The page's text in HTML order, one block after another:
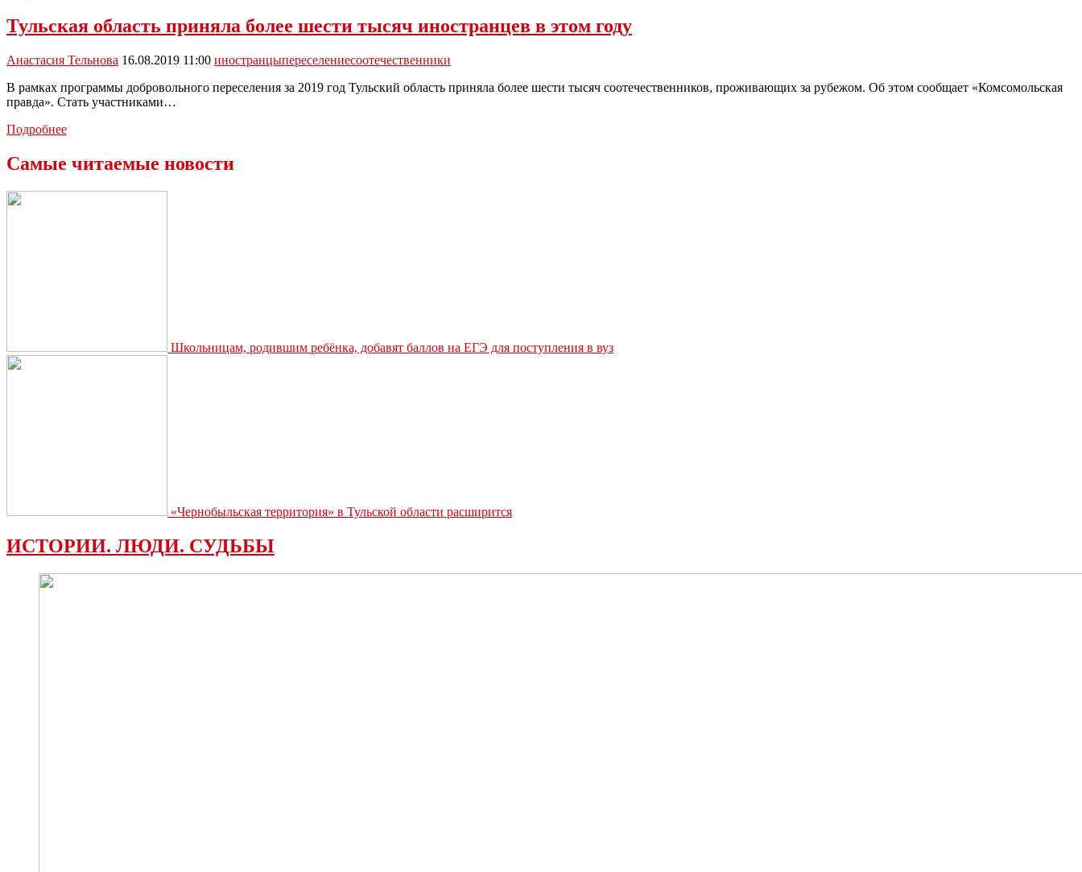
Тульская область приняла более шести тысяч иностранцев в этом году
Анастасия Тельнова 16.08.2019 11:00 иностранцыпереселениесоотечественники
В рамках программы добровольного переселения за 2019 год Тульский область приняла более шести тысяч соотечественников, проживающих за рубежом. Об этом сообщает «Комсомольская
правда». Стать участниками…
ПодробнееТульская
более
Самые читаемые новости
Школьницам, родившим ребёнка, добавят баллов на ЕГЭ для поступления в вуз
«Чернобыльская территория» в Тульской области расширится
ИСТОРИИ. ЛЮДИ. СУДЬБЫ